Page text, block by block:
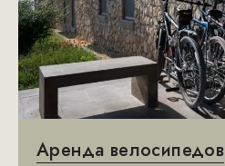
Аренда велосипедов